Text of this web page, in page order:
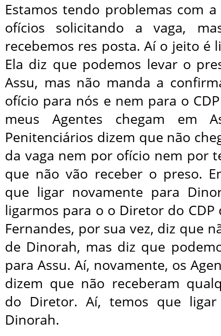
Estamos tendo problemas com a
ofícios solicitando a vaga,
recebemos res posta. Aí o jeito é
Ela diz que podemos levar o
Assu, mas não manda a
ofício para nós e nem para o
meus Agentes chegam em
Penitenciários dizem que não
da vaga nem por ofício nem por
que não vão receber o preso.
que ligar novamente para
ligarmos para o o Diretor do
Fernandes, por sua vez, diz que
de Dinorah, mas diz que
para Assu. Aí, novamente, os
dizem que não receberam
do Diretor. Aí, temos que ligar
Dinorah.